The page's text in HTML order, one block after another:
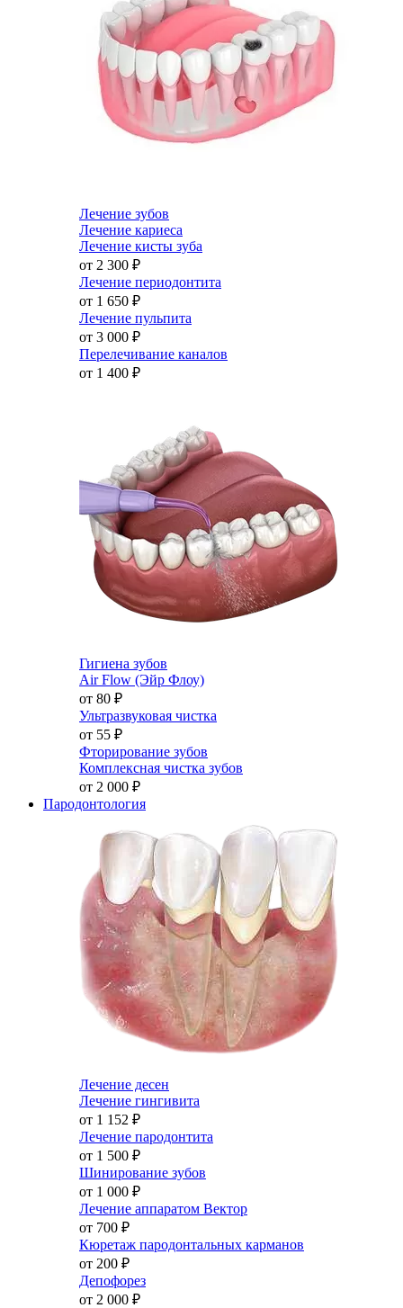
Лечение зубов
Лечение кариеса
Лечение кисты зуба
от 2 300 ₽
Лечение периодонтита
от 1 650 ₽
Лечение пульпита
от 3 000 ₽
Перелечивание каналов
от 1 400 ₽
Гигиена зубов
Air Flow (Эйр Флоу)
от 80 ₽
Ультразвуковая чистка
от 55 ₽
Фторирование зубов
Комплексная чистка зубов
от 2 000 ₽
Пародонтология
Лечение десен
Лечение гингивита
от 1 152 ₽
Лечение пародонтита
от 1 500 ₽
Шинирование зубов
от 1 000 ₽
Лечение аппаратом Вектор
от 700 ₽
Кюретаж пародонтальных карманов
от 200 ₽
Депофорез
от 2 000 ₽